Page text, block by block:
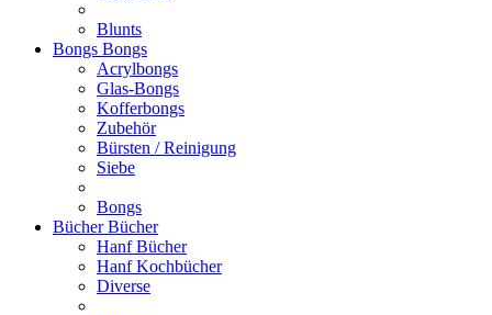
Blunts
Bongs Bongs
Acrylbongs
Glas-Bongs
Kofferbongs
Zubehör
Bürsten / Reinigung
Siebe
Bongs
BücherBücher
Hanf Bücher
Hanf Kochbücher
Diverse